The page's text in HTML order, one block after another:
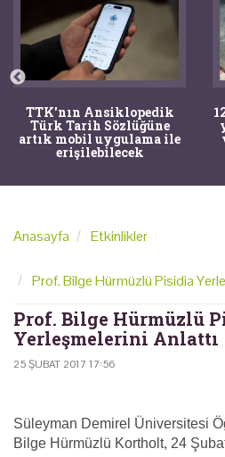
TTK'nın Ansiklopedik
Türk Tarih Sözlüğüne
artık mobil uygulama ile
erişilebilecek
Anasayfa Etkinlikler
Prof. Bilge Hürmüzlü Pisidia
Prof. Bilge Hürmüzlü
Yerleşmelerini Anlattı
25 ŞUBAT 2017 17:56
Süleyman Demirel Üniversitesi
Bilge Hürmüzlü Kortholt, 24